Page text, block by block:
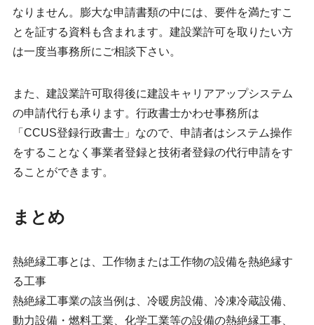
なりません。膨大な申請書類の中には、要件を満たすこ
とを証する資料も含まれます。建設業許可を取りたい方
は一度当事務所にご相談下さい。
また、建設業許可取得後に建設キャリアアップシステム
の申請代行も承ります。行政書士かわせ事務所は
「CCUS登録行政書士」なので、申請者はシステム操作
をすることなく事業者登録と技術者登録の代行申請をす
ることができます。
まとめ
熱絶縁工事とは、工作物または工作物の設備を熱絶縁す
る工事
熱絶縁工事業の該当例は、冷暖房設備、冷凍冷蔵設備、
動力設備・燃料工業、化学工業等の設備の熱絶縁工事、